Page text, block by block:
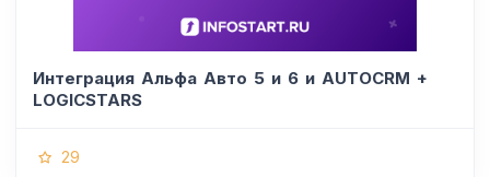
Интеграция Альфа Авто 5 и 6 и AUTOCRM +
LOGICSTARS
29